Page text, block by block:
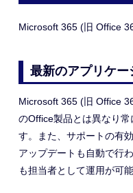
Microsoft 365 (旧 Office
最新のアプリケー
Microsoft 365 (旧 Office
のOffice製品とは異なり
す。また、サポートの有
アップデートも自動で行
も担当者として運用が可能